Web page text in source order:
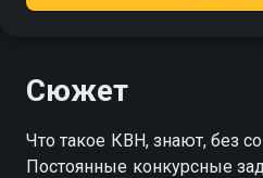
Сюжет
Что такое КВН, знают, без
Постоянные конкурсные